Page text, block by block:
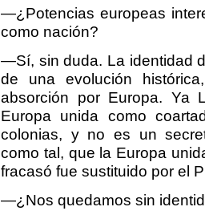
—¿Potencias europeas
como nación?
—Sí, sin duda. La identidad
de una evolución
absorción por Europa. Ya
Europa unida como
colonias, y no es un
como tal, que la Europa
fracasó fue sustituido por el
—¿Nos quedamos sin